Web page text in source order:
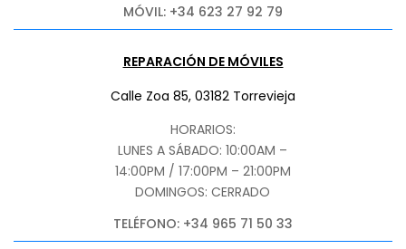
MÓVIL: +34 623 27 92 79
REPARACIÓN DE MÓVILES
Calle Zoa 85, 03182 Torrevieja
HORARIOS:
LUNES A SÁBADO: 10:00AM –
14:00PM / 17:00PM – 21:00PM
DOMINGOS: CERRADO
TELÉFONO: +34 965 71 50 33